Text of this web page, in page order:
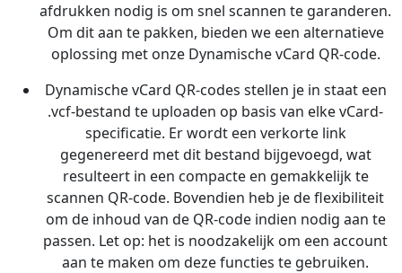
afdrukken nodig is om snel scannen te garanderen.
Om dit aan te pakken, bieden we een alternatieve
oplossing met onze Dynamische vCard QR-code.
Dynamische vCard QR-codes stellen je in staat een
.vcf-bestand te uploaden op basis van elke vCard-
specificatie. Er wordt een verkorte link
gegenereerd met dit bestand bijgevoegd, wat
resulteert in een compacte en gemakkelijk te
scannen QR-code. Bovendien heb je de flexibiliteit
om de inhoud van de QR-code indien nodig aan te
passen. Let op: het is noodzakelijk om een account
aan te maken om deze functies te gebruiken.